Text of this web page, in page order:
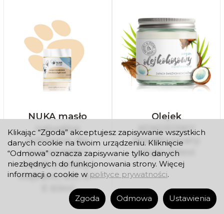
NUKA masło
naturalne
ochronne dla
psa na łapki i
nosek z arniką i
olejkami, wit. A +
E 60ml
Olejek
KOKOSOWY
Nierafinowany
Virgin 120ml
Klikając “Zgoda” akceptujesz zapisywanie wszystkich
danych cookie na twoim urządzeniu. Kliknięcie
“Odmowa” oznacza zapisywanie tylko danych
niezbędnych do funkcjonowania strony. Więcej
informacji o cookie w polityce prywatności.
Ustawienia
Odmowa
Zgoda